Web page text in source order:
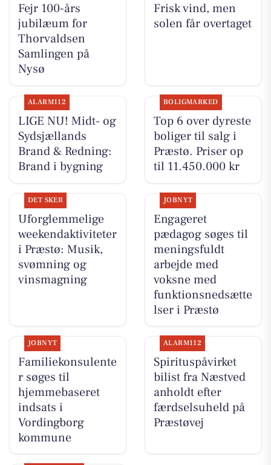
Fejr 100-års
jubilæum for
Thorvaldsen
Samlingen på
Nysø
Frisk vind, men
solen får overtaget
ALARM112
LIGE NU! Midt- og
Sydsjællands
Brand & Redning:
Brand i bygning
BOLIGMARKED
Top 6 over dyreste
boliger til salg i
Præstø. Priser op
til 11.450.000 kr
DET SKER
Uforglemmelige
weekendaktiviteter
i Præstø: Musik,
svømning og
vinsmagning
JOBNYT
Engageret
pædagog søges til
meningsfuldt
arbejde med
voksne med
funktionsnedsætte
lser i Præstø
JOBNYT
Familiekonsulente
r søges til
hjemmebaseret
indsats i
Vordingborg
kommune
ALARM112
Spirituspåvirket
bilist fra Næstved
anholdt efter
færdselsuheld på
Præstøvej